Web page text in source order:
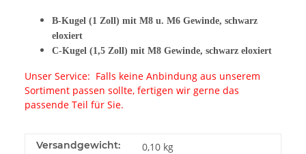
B-Kugel (1 Zoll) mit M8 u. M6 Gewinde, schwarz
eloxiert
C-Kugel (1,5 Zoll) mit M8 Gewinde, schwarz eloxiert
Unser Service: Falls keine Anbindung aus unserem
Sortiment passen sollte, fertigen wir gerne das
passende Teil für Sie.
Versandgewicht: 0,10 kg